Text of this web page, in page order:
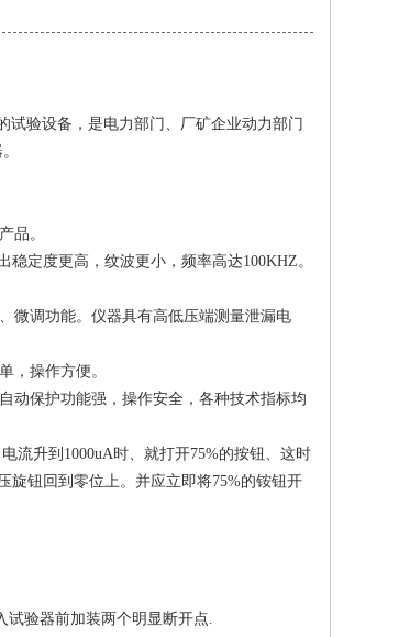
验设备，是电力部门、厂矿企业动力部门
品。
定度更高，纹波更小，频率高达100KHZ。
微调功能。仪器具有高低压端测量泄漏电
，操作方便。
动保护功能强，操作安全，各种技术指标均
流升到1000uA时、就打开75%的按钮、这时
旋钮回到零位上。并应立即将75%的铵钮开
试验器前加装两个明显断开点.